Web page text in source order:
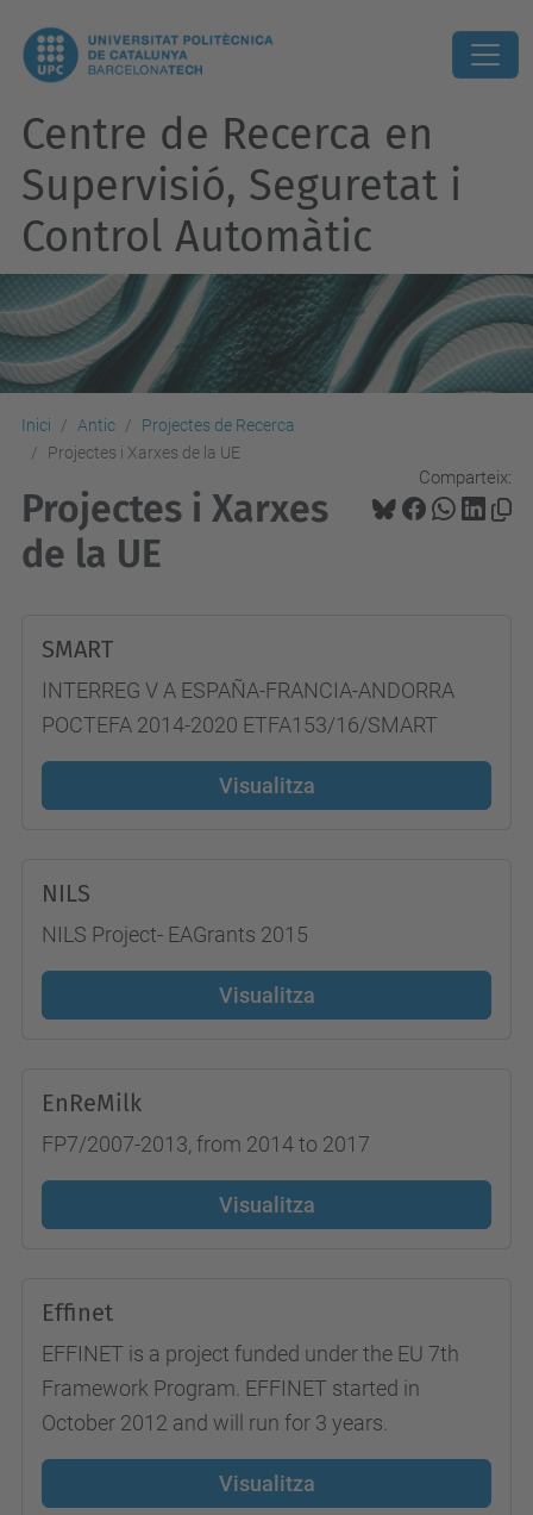
Centre de Recerca en
Supervisió, Seguretat i
Control Automàtic
Inici Antic
Projectes de Recerca
Projectes i Xarxes de la UE
Comparteix:
Projectes i Xarxes
de la UE
SMART
INTERREG V A ESPAÑA-FRANCIA-ANDORRA
POCTEFA 2014-2020 ETFA153/16/SMART
Visualitza
NILS
NILS Project- EAGrants 2015
Visualitza
EnReMilk
FP7/2007-2013, from 2014 to 2017
Visualitza
Effinet
EFFINET is a project funded under the EU 7th
Framework Program. EFFINET started in
October 2012 and will run for 3 years.
Visualitza